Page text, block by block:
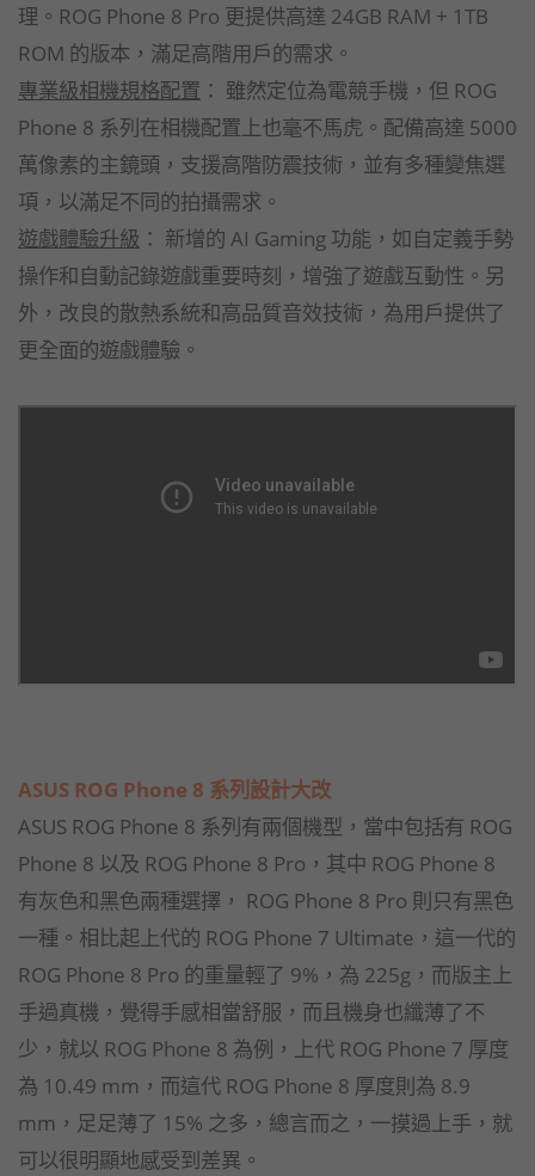
理。ROG Phone 8 Pro 更提供高達 24GB RAM + 1TB
ROM 的版本，滿足高階用戶的需求。
專業級相機規格配置 ： 雖然定位為電競手機，但 ROG
Phone 8 系列在相機配置上也毫不馬虎。配備高達 5000
萬像素的主鏡頭，支援高階防震技術，並有多種變焦選
項，以滿足不同的拍攝需求。
遊戲體驗升級 ： 新增的 AI Gaming 功能，如自定義手勢
操作和自動記錄遊戲重要時刻，增強了遊戲互動性。另
外，改良的散熱系統和高品質音效技術，為用戶提供了
更全面的遊戲體驗。
ASUS ROG Phone 8 系列設計大改
ASUS ROG Phone 8 系列有兩個機型，當中包括有 ROG
Phone 8 以及 ROG Phone 8 Pro，其中 ROG Phone 8
有灰色和黑色兩種選擇， ROG Phone 8 Pro 則只有黑色
一種。相比起上代的 ROG Phone 7 Ultimate，這一代的
ROG Phone 8 Pro 的重量輕了 9%，為 225g，而版主上
手過真機，覺得手感相當舒服，而且機身也纖薄了不
少，就以 ROG Phone 8 為例，上代 ROG Phone 7 厚度
為 10.49 mm，而這代 ROG Phone 8 厚度則為 8.9
mm，足足薄了 15% 之多，總言而之，一摸過上手，就
可以很明顯地感受到差異。